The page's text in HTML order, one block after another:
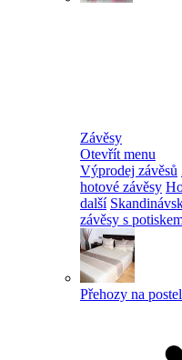
Závěsy
Otevřít menu
Výprodej závěsů
hotové závěsy
další
závěsy s
Přehozy na postel